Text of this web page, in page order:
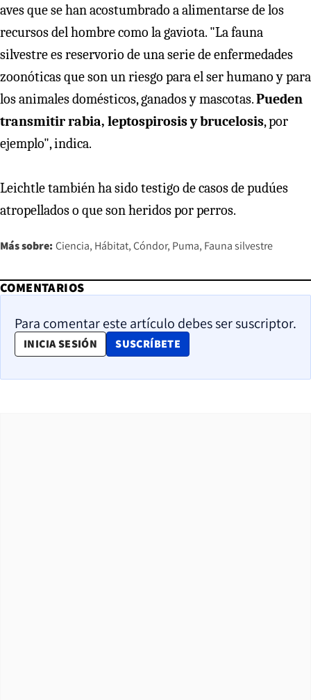
aves que se han acostumbrado a alimentarse de los
recursos del hombre como la gaviota. "La fauna
silvestre es reservorio de una serie de enfermedades
zoonóticas que son un riesgo para el ser humano y para
los animales domésticos, ganados y mascotas.Pueden
transmitir rabia, leptospirosis y brucelosis, por
ejemplo", indica.
Leichtle también ha sido testigo de casos de pudúes
atropellados o que son heridos por perros.
Más sobre: Ciencia Hábitat Cóndor Puma Fauna silvestre
COMENTARIOS
Para comentar este artículo debes ser suscriptor.
INICIA SESIÓN SUSCRÍBETE
OPENS IN NEW WINDOW